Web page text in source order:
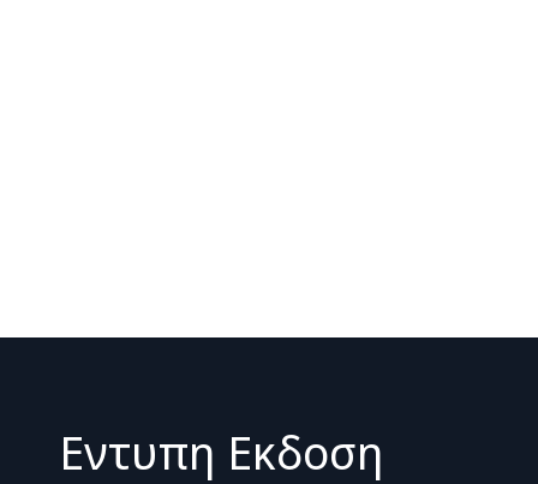
Εντυπη Εκδοση